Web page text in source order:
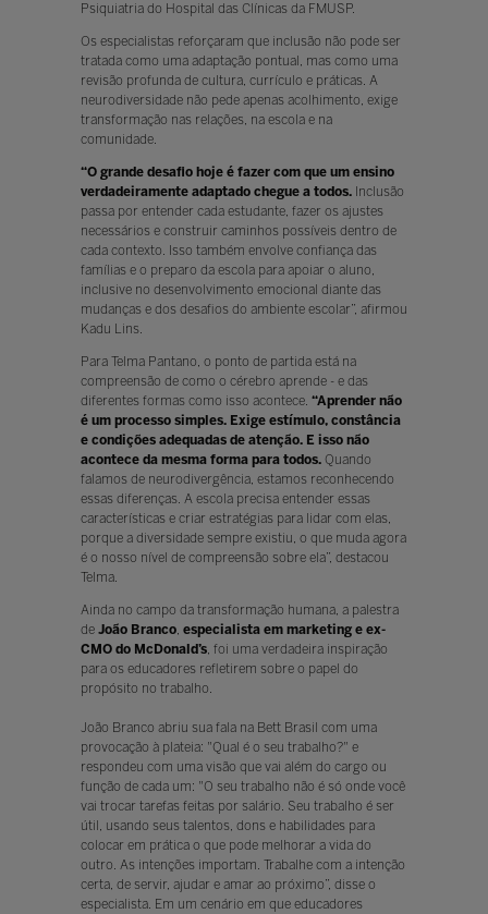
Psiquiatria do Hospital das Clínicas da FMUSP.
Os especialistas reforçaram que inclusão não pode ser
tratada como uma adaptação pontual, mas como uma
revisão profunda de cultura, currículo e práticas. A
neurodiversidade não pede apenas acolhimento, exige
transformação nas relações, na escola e na
comunidade.
“O grande desafio hoje é fazer com que um ensino
verdadeiramente adaptado chegue a todos.Inclusão
passa por entender cada estudante, fazer os ajustes
necessários e construir caminhos possíveis dentro de
cada contexto. Isso também envolve confiança das
famílias e o preparo da escola para apoiar o aluno,
inclusive no desenvolvimento emocional diante das
mudanças e dos desafios do ambiente escolar”, afirmou
Kadu Lins.
Para Telma Pantano, o ponto de partida está na
compreensão de como o cérebro aprende - e das
diferentes formas como isso acontece. “Aprender não
é um processo simples. Exige estímulo, constância
e condições adequadas de atenção. E isso não
acontece da mesma forma para todos. Quando
falamos de neurodivergência, estamos reconhecendo
essas diferenças. A escola precisa entender essas
características e criar estratégias para lidar com elas,
porque a diversidade sempre existiu, o que muda agora
é o nosso nível de compreensão sobre ela”, destacou
Telma.
Ainda no campo da transformação humana, a palestra
de João Branco, especialista em marketing e ex-
CMO do McDonald’s, foi uma verdadeira inspiração
para os educadores refletirem sobre o papel do
propósito no trabalho.
João Branco abriu sua fala na Bett Brasil com uma
provocação à plateia: "Qual é o seu trabalho?" e
respondeu com uma visão que vai além do cargo ou
função de cada um: "O seu trabalho não é só onde você
vai trocar tarefas feitas por salário. Seu trabalho é ser
útil, usando seus talentos, dons e habilidades para
colocar em prática o que pode melhorar a vida do
outro. As intenções importam. Trabalhe com a intenção
certa, de servir, ajudar e amar ao próximo”, disse o
especialista. Em um cenário em que educadores